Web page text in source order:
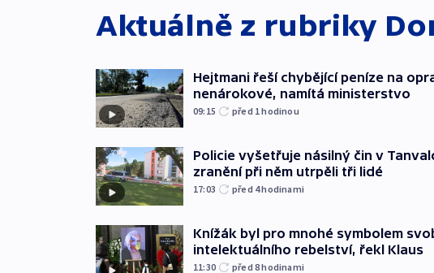
Aktuálně z rubriky
Hejtmani řeší chybějící peníze na
nenárokové, namítá ministerstvo
09:15 před 1hodinou
Policie vyšetřuje násilný čin v
zranění při něm utrpěli tři lidé
17:03 před 4hodinami
Knížák byl pro mnohé symbolem
intelektuálního rebelství, řekl Klaus
11:30 před 8hodinami